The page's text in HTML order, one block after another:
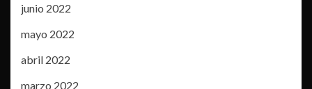
junio 2022
mayo 2022
abril 2022
marzo 2022